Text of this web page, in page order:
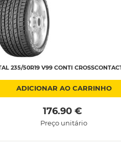
235/50R19 V99 CONTI
ADICIONAR AO CARRINHO
176.90 €
Preço unitário